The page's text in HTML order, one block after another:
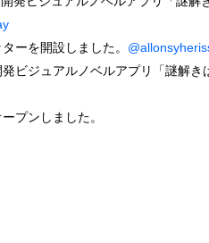
ーを開設しました。
ビジュアルノベルアプリ「謎解
プンしました。